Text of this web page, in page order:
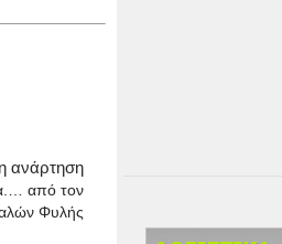
ανάρτηση
από τον
Φυλής